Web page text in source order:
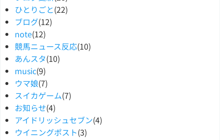
ひとりごと(22)
ブログ(12)
note(12)
競馬ニュース反応(10)
あんスタ(10)
music(9)
ウマ娘(7)
スイカゲーム(7)
お知らせ(4)
アイドリッシュセブン(4)
ウイニングポスト(3)